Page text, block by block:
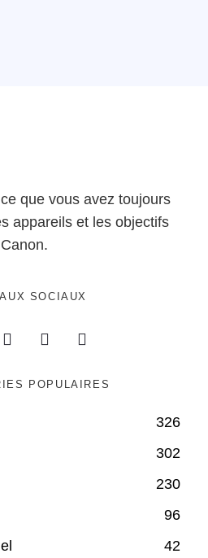
que vous avez toujours
appareils et les objectifs
Canon.
SOCIAUX
POPULAIRES
326
302
230
96
42